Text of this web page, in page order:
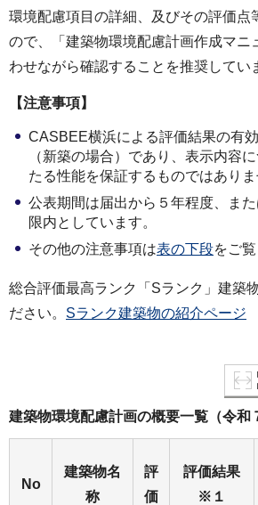
環境配慮項目の詳細、及びその評価点
ので、「建築物環境配慮計画作成マニ
わせながら確認することを推奨してい
【注意事項】
CASBEE横浜による評価結果の有
（新築の場合）であり、表示内容
たる性能を保証するものではありま
公表期間は届出から５年程度、ま
限内としています。
その他の注意事項は表の下段をご覧
総合評価最高ランク「Sランク」建築
ださい。 Sランク建築物の紹介ページ
建築物環境配慮計画の概要一覧（令和
No
建築物名
称
評
価
評価結果
※１